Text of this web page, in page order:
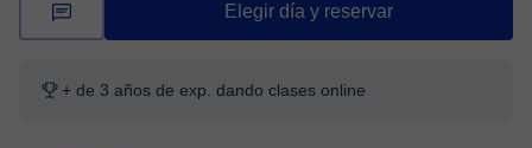
Elegir día y reservar
+ de 3 años de exp. dando clases online